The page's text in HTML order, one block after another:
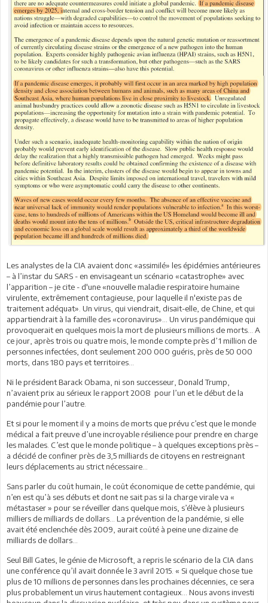
Les analystes de la CIA avaient donc «assimilé» les épidémies antérieures
– à l’instar du SARS - en envisageant un scénario «catastrophe» avec
l’apparition – je cite - d'une «nouvelle maladie respiratoire humaine
virulente, extrêmement contagieuse, pour laquelle il n'existe pas de
traitement adéquat». Un virus, qui viendrait, disait-elle, de Chine, et qui
appartiendrait à la famille des «coronavirus»… Un virus pandémique qui
provoquerait en quelques mois la mort de plusieurs millions de morts… A
ce jour, après trois ou quatre mois, le monde compte près d’1 million de
personnes infectées, dont seulement 200 000 guéris, près de 50 000
morts, dans 180 pays et territoires…
Ni le président Barack Obama, ni son successeur, Donald Trump,
n’avaient prix au sérieux le rapport 2008 pour l’un et le début de la
pandémie pour l’autre.
Et si pour le moment il y a moins de morts que prévu c’est que le monde
médical a fait preuve d’une incroyable résilience pour prendre en charge
les malades. C’est que le monde politique – à quelques exceptions près –
a décidé de confiner près de 3,5 milliards de citoyens en restreignant
leurs déplacements au strict nécessaire…
Sans parler du coût humain, le coût économique de cette pandémie, qui
n’en est qu’à ses débuts et dont ne sait pas si la charge virale va «
métastaser » pour se réveiller dans quelque mois, s’élève à plusieurs
milliers de milliards de dollars… La prévention de la pandémie, si elle
avait été enclenchée dès 2009, aurait coûté à peine une dizaine de
milliards de dollars…
Seul Bill Gates, le génie de Microsoft, a repris le scénario de la CIA dans
une conférence qu’il avait donnée le 3 avril 2015. « Si quelque chose tue
plus de 10 millions de personnes dans les prochaines décennies, ce sera
plus probablement un virus hautement contagieux… Nous avons investi